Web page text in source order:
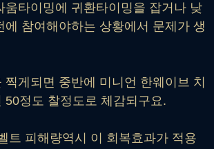
움타이밍에 귀환타이밍을 잡거나 낮
에 참여해야하는 상황에서 문제가 생
찍게되면 중반에 미니언 한웨이브 치
50정도 찰정도로 체감되구요.
트 피해량역시 이 회복효과가 적용